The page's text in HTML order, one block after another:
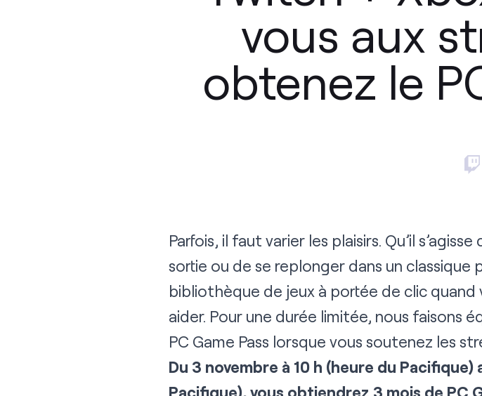
vous aux
obtenez le
Parfois, il faut varier les plaisirs. Qu’il
sortie ou de se replonger dans un classique
bibliothèque de jeux à portée de clic quand
aider. Pour une durée limitée, nous faisons
PC Game Pass lorsque vous soutenez les
Du 3 novembre à 10 h (heure du Pacifique)
Pacifique), vous obtiendrez 3 mois de PC